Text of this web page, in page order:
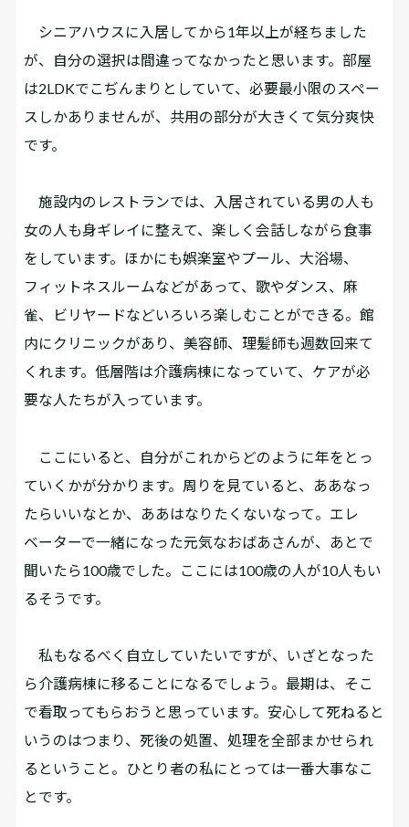
シニアハウスに入居してから1年以上が経ちました
が、自分の選択は間違ってなかったと思います。部屋
は2LDKでこぢんまりとしていて、必要最小限のスペー
スしかありませんが、共用の部分が大きくて気分爽快
です。
施設内のレストランでは、入居されている男の人も
女の人も身ギレイに整えて、楽しく会話しながら食事
をしています。ほかにも娯楽室やプール、大浴場、
フィットネスルームなどがあって、歌やダンス、麻
雀、ビリヤードなどいろいろ楽しむことができる。館
内にクリニックがあり、美容師、理髪師も週数回来て
くれます。低層階は介護病棟になっていて、ケアが必
要な人たちが入っています。
ここにいると、自分がこれからどのように年をとっ
ていくかが分かります。周りを見ていると、ああなっ
たらいいなとか、ああはなりたくないなって。エレ
ベーターで一緒になった元気なおばあさんが、あとで
聞いたら100歳でした。ここには100歳の人が10人もい
るそうです。
私もなるべく自立していたいですが、いざとなった
ら介護病棟に移ることになるでしょう。最期は、そこ
で看取ってもらおうと思っています。安心して死ねると
いうのはつまり、死後の処置、処理を全部まかせられ
るということ。ひとり者の私にとっては一番大事なこ
とです。